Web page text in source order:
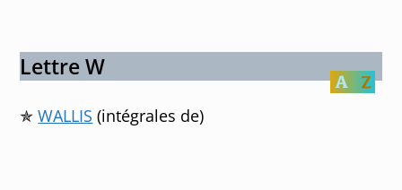
Lettre W
✯WALLIS (intégrales de)